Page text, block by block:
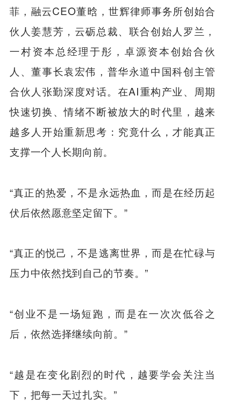
菲，融云CEO董晗，世辉律师事务所创始合
伙人姜慧芳，云砺总裁、联合创始人罗兰，
一村资本总经理于彤，卓源资本创始合伙
人、董事长袁宏伟，普华永道中国科创主管
合伙人张勤深度对话。在AI重构产业、周期
快速切换、情绪不断被放大的时代里，越来
越多人开始重新思考：究竟什么，才能真正
支撑一个人长期向前。
“真正的热爱，不是永远热血，而是在经历起
伏后依然愿意坚定留下。”
“真正的悦己，不是逃离世界，而是在忙碌与
压力中依然找到自己的节奏。”
“创业不是一场短跑，而是在一次次低谷之
后，依然选择继续向前。”
“越是在变化剧烈的时代，越要学会关注当
下，把每一天过扎实。”